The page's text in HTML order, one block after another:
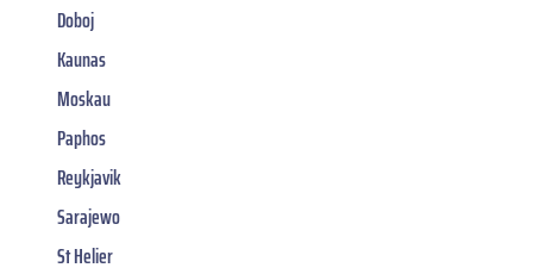
Doboj
Kaunas
Moskau
Paphos
Reykjavik
Sarajewo
St Helier